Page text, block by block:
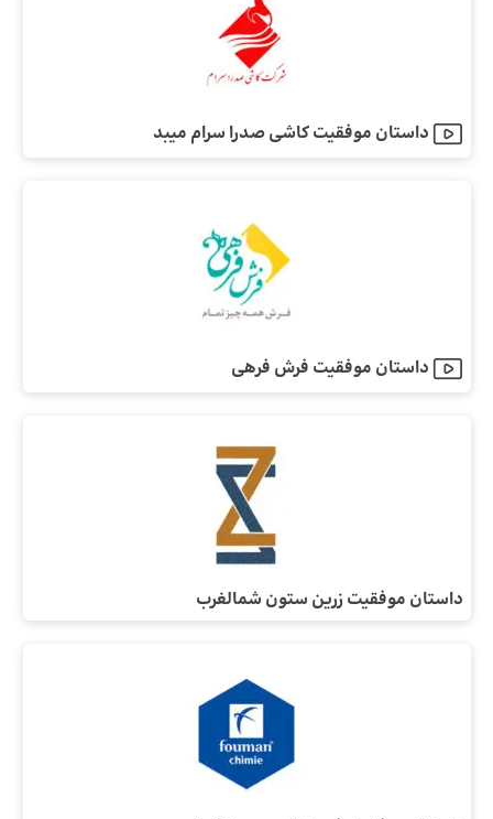
داستان موفقیت کاشی صدرا سرام میبد
داستان موفقیت فرش فرهی
داستان موفقیت زرین ستون شمالغرب